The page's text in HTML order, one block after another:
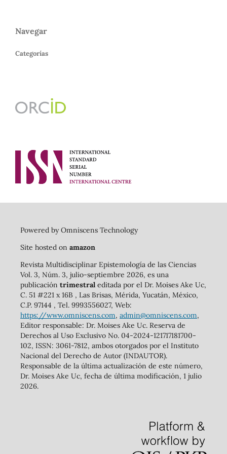
Navegar
Categorías
Powered by Omniscens Technology
Site hosted on amazon
Revista Multidisciplinar Epistemología de las Ciencias
Vol. 3, Núm. 3, julio-septiembre 2026, es una
publicación trimestraleditada por el Dr. Moises Ake Uc,
C. 51 #221 x 16B , Las Brisas, Mérida, Yucatán, México,
C.P. 97144 , Tel. 9993556027, Web:
https://www.omniscens.com, admin@omniscens.com,
Editor responsable: Dr. Moises Ake Uc. Reserva de
Derechos al Uso Exclusivo No. 04-2024-121717181700-
102, ISSN: 3061-7812, ambos otorgados por el Instituto
Nacional del Derecho de Autor (INDAUTOR).
Responsable de la última actualización de este número,
Dr. Moises Ake Uc, fecha de última modificación, 1 julio
2026.